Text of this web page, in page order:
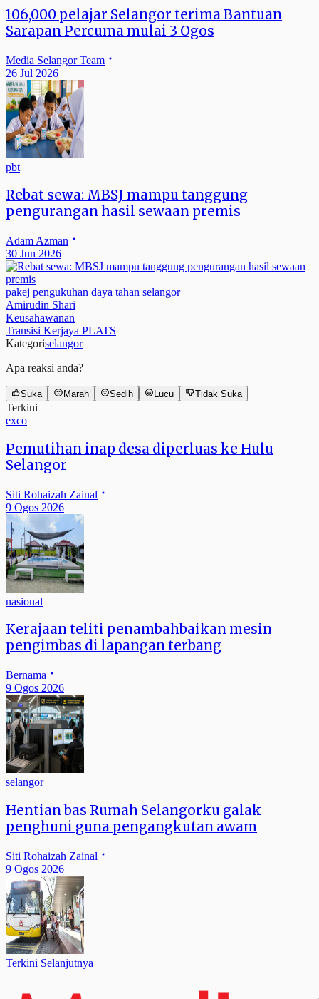
106,000 pelajar Selangor terima Bantuan
Sarapan Percuma mulai 3 Ogos
Media Selangor Team
26 Jul 2026
pbt
Rebat sewa: MBSJ mampu tanggung
pengurangan hasil sewaan premis
Adam Azman
30 Jun 2026
pakej pengukuhan daya tahan selangor
Amirudin Shari
Keusahawanan
Transisi Kerjaya PLATS
Kategoriselangor
Apa reaksi anda?
Suka Marah Sedih Lucu Tidak Suka
Terkini
exco
Pemutihan inap desa diperluas ke Hulu
Selangor
Siti Rohaizah Zainal
9 Ogos 2026
nasional
Kerajaan teliti penambahbaikan mesin
pengimbas di lapangan terbang
Bernama
9 Ogos 2026
selangor
Hentian bas Rumah Selangorku galak
penghuni guna pengangkutan awam
Siti Rohaizah Zainal
9 Ogos 2026
Terkini Selanjutnya